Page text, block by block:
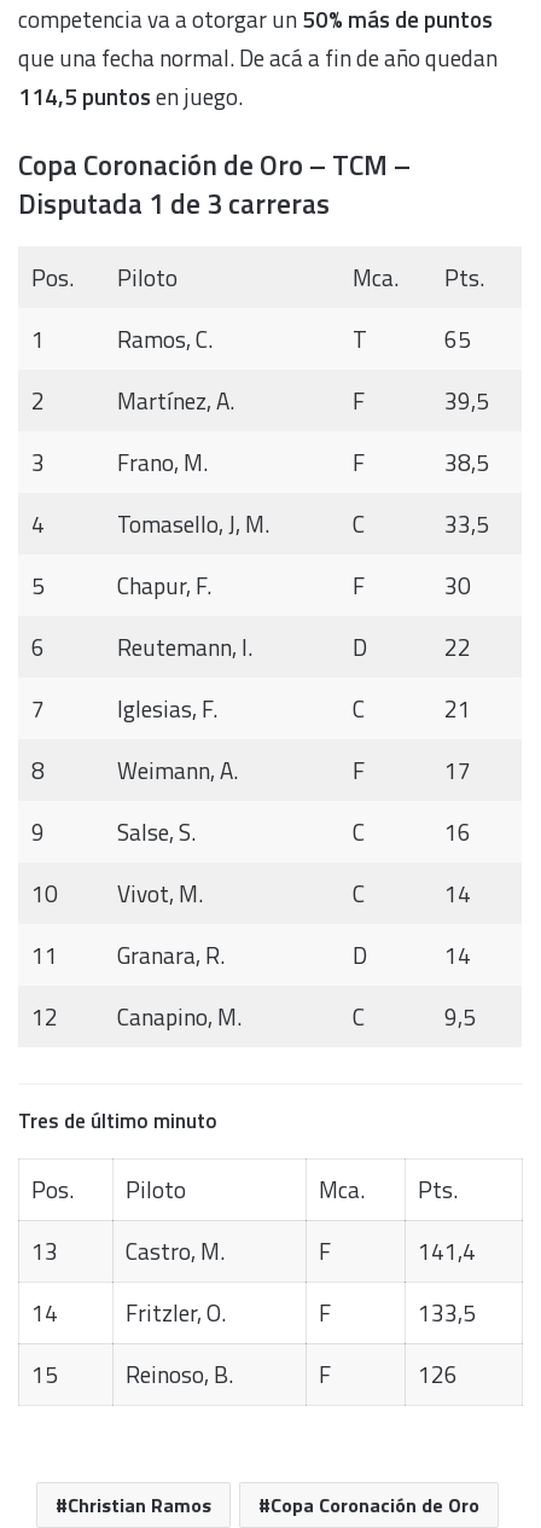
competencia va a otorgar un50% más de puntos
que una fecha normal. De acá a fin de año quedan
114,5 puntosen juego.
Copa Coronación de Oro – TCM –
Disputada 1 de 3 carreras
Pos. Piloto Mca.
Pts.
1
Ramos, C. T
65
2
Martínez, A. F
39,5
3
Frano, M. F
38,5
4
Tomasello, J, M. C
33,5
5
Chapur, F. F
30
6
Reutemann, I. D
22
7
Iglesias, F. C
21
8
Weimann, A. F
17
9
Salse, S. C
16
10
Vivot, M. C
14
11
Granara, R. D
14
12
Canapino, M. C 9,5
Tres de último minuto
Pos. Piloto Mca.
Pts.
13
Castro, M. F
141,4
14
Fritzler, O. F
133,5
15
Reinoso, B. F 126
Christian Ramos
Copa Coronación de Oro